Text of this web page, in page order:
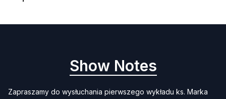
Show Notes
Zapraszamy do wysłuchania pierwszego wykładu ks. Marka